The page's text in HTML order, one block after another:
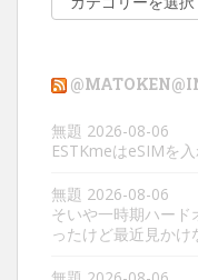
テ
ー
無題 2026-08-06
ESTKmeはeSIMを
無題 2026-08-06
そいや一時期ハー
ったけど最近見かけ